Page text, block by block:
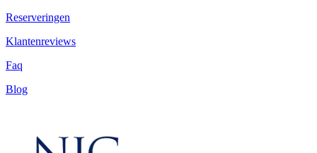
Reserveringen
Klantenreviews
Faq
Blog